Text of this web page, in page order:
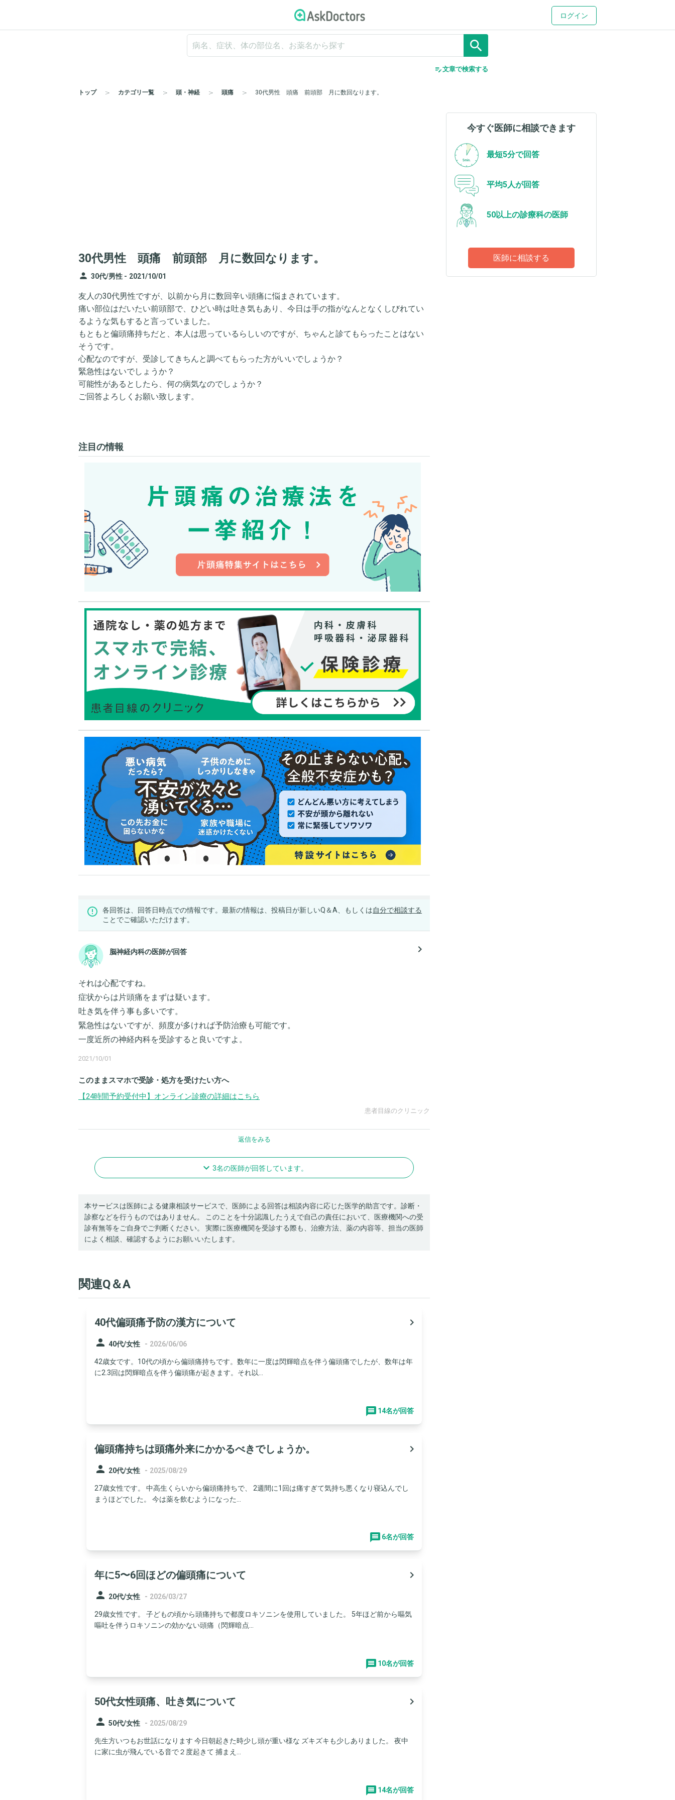
ログイン
search
edit_note文章で検索する
トップ カテゴリ一覧 頭・神経 頭痛 30代男性 頭痛 前頭部 月に数回なります。
30代男性 頭痛 前頭部 月に数回なります。
person 30代/男性 - 2021/10/01
友人の30代男性ですが、以前から月に数回辛い頭痛に悩まされています。
痛い部位はだいたい前頭部で、ひどい時は吐き気もあり、今日は手の指がなんとなくしびれてい
るような気もすると言っていました。
もともと偏頭痛持ちだと、本人は思っているらしいのですが、ちゃんと診てもらったことはない
そうです。
心配なのですが、受診してきちんと調べてもらった方がいいでしょうか？
緊急性はないでしょうか？
可能性があるとしたら、何の病気なのでしょうか？
ご回答よろしくお願い致します。
注目の情報
各回答は、回答日時点での情報です。最新の情報は、投稿日が新しいQ＆A、もしくは自分で相談する
ことでご確認いただけます。
脳神経内科の医師が回答 navigate_next
それは心配ですね。
症状からは片頭痛をまずは疑います。
吐き気を伴う事も多いです。
緊急性はないですが、頻度が多ければ予防治療も可能です。
一度近所の神経内科を受診すると良いですよ。
2021/10/01
このままスマホで受診・処方を受けたい方へ
【24時間予約受付中】オンライン診療の詳細はこちら
患者目線のクリニック
navigate_next 3名の医師が回答しています。
本サービスは医師による健康相談サービスで、医師による回答は相談内容に応じた医学的助言です。診断・
診察などを行うものではありません。 このことを十分認識したうえで自己の責任において、医療機関への受
診有無等をご自身でご判断ください。 実際に医療機関を受診する際も、治療方法、薬の内容等、担当の医師
によく相談、確認するようにお願いいたします。
関連Q＆A
40代偏頭痛予防の漢方について
navigate_next
person 40代/女性 - 2026/06/06
42歳女です。10代の頃から偏頭痛持ちです。数年に一度は閃輝暗点を伴う偏頭痛でしたが、数年は年
に2.3回は閃輝暗点を伴う偏頭痛が起きます。それ以...
14名が回答
偏頭痛持ちは頭痛外来にかかるべきでしょうか。
navigate_next
person 20代/女性 - 2025/08/29
27歳女性です。 中高生くらいから偏頭痛持ちで、 2週間に1回は痛すぎて気持ち悪くなり寝込んでし
まうほどでした。 今は薬を飲むようになった...
6名が回答
年に5〜6回ほどの偏頭痛について
navigate_next
person 20代/女性 - 2026/03/27
29歳女性です。 子どもの頃から頭痛持ちで都度ロキソニンを使用していました。 5年ほど前から嘔気
嘔吐を伴うロキソニンの効かない頭痛（閃輝暗点...
10名が回答
50代女性頭痛、吐き気について
navigate_next
person 50代/女性 - 2025/08/29
先生方いつもお世話になります 今日朝起きた時少し頭が重い様な ズキズキも少しありました。 夜中
に家に虫が飛んでいる音で２度起きて 捕まえ...
14名が回答
今すぐ医師に相談できます
最短5分で回答
平均5人が回答
50以上の診療科の医師
医師に相談する